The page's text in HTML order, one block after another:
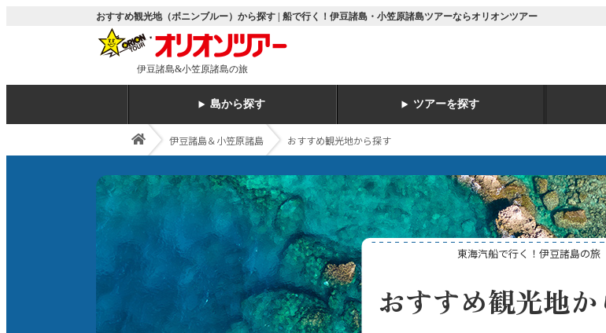
おすすめ観光地（ボニンブルー）から探す | 船で行く！伊豆諸島・小笠原諸島ツアーならオリオンツアー
伊豆諸島&小笠原諸島の旅
島から探す ツアーを探す
伊豆諸島＆小笠原諸島 おすすめ観光地から探す
東海汽船で行く！伊豆諸島の旅
おすすめ観光地